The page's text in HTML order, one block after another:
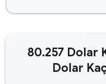
80.257 Dolar
Dolar